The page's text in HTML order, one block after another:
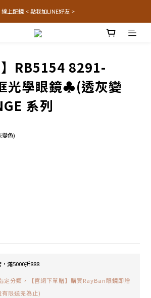
線上配鏡 < 點我加LINE好友 >
】RB5154 8291-
光學眼鏡♣(透灰變
系列
變色)
，滿5000折888
定分類，【官網下單贈】購買RayBan眼鏡即贈
限送完為止)